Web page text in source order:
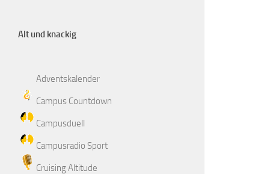
Alt und knackig
Adventskalender
Campus Countdown
Campusduell
Campusradio Sport
Cruising Altitude